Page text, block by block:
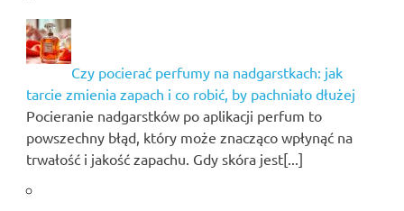
Czy pocierać perfumy na nadgarstkach: jak
tarcie zmienia zapach i co robić, by pachniało dłużej
Pocieranie nadgarstków po aplikacji perfum to
powszechny błąd, który może znacząco wpłynąć na
trwałość i jakość zapachu. Gdy skóra jest[...]